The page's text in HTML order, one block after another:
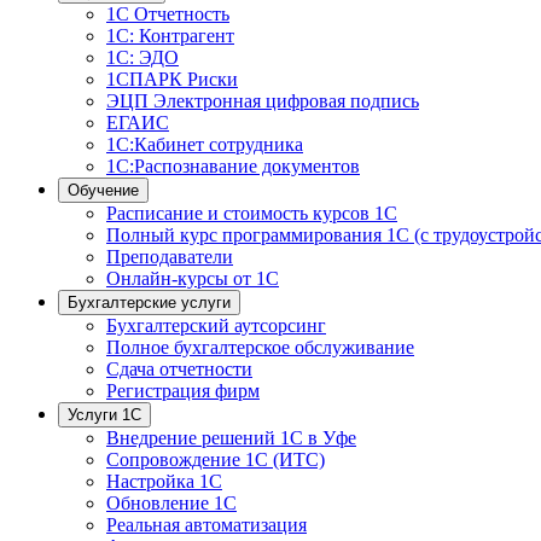
1С Отчетность
1С: Контрагент
1С: ЭДО
1СПАРК Риски
ЭЦП Электронная цифровая подпись
ЕГАИС
1С:Кабинет сотрудника
1С:Распознавание документов
Обучение
Расписание и стоимость курсов 1С
Полный курс программирования 1С (с
Преподаватели
Онлайн-курсы от 1С
Бухгалтерские услуги
Бухгалтерский аутсорсинг
Полное бухгалтерское обслуживание
Сдача отчетности
Регистрация фирм
Услуги 1С
Внедрение решений 1С в Уфе
Сопровождение 1С (ИТС)
Настройка 1С
Обновление 1С
Реальная автоматизация